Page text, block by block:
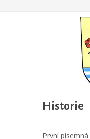
Historie
První písemná